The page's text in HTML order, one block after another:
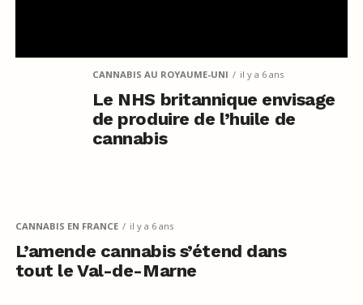
CANNABIS AU ROYAUME-UNI il y a 6 ans
Le NHS britannique envisage
de produire de l’huile de
cannabis
CANNABIS EN FRANCE il y a 6 ans
L’amende cannabis s’étend dans
tout le Val-de-Marne